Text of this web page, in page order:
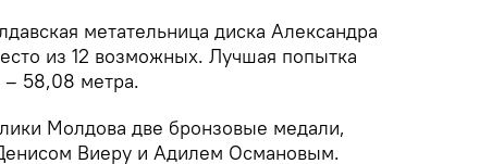
метательница диска Александра
из 12 возможных. Лучшая попытка
– 58,08 метра.
Молдова две бронзовые медали,
Виеру и Адилем Османовым.